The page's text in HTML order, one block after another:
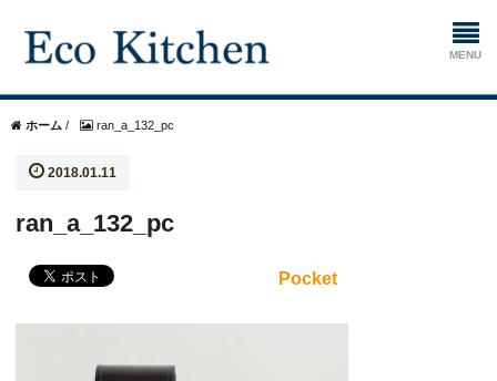
ホーム / ran_a_132_pc
2018.01.11
ran_a_132_pc
Pocket